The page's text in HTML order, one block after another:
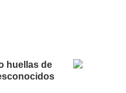
huellas de